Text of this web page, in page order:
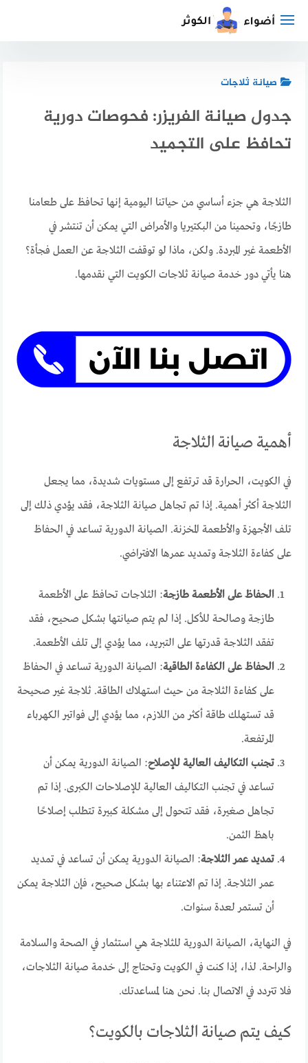
صيانة ثلاجات
جدول صيانة الفريزر: فحوصات دورية
تحافظ على التجميد
الثلاجة هي جزء أساسي من حياتنا اليومية إنها تحافظ على طعامنا
طازجًا، وتحمينا من البكتيريا والأمراض التي يمكن أن تنتشر في
الأطعمة غير المبردة. ولكن، ماذا لو توقفت الثلاجة عن العمل فجأة؟
هنا يأتي دور خدمة صيانة ثلاجات الكويت التي نقدمها.
أهمية صيانة الثلاجة
في الكويت، الحرارة قد ترتفع إلى مستويات شديدة، مما يجعل
الثلاجة أكثر أهمية. إذا تم تجاهل صيانة الثلاجة، فقد يؤدي ذلك إلى
تلف الأجهزة والأطعمة المخزنة. الصيانة الدورية تساعد في الحفاظ
على كفاءة الثلاجة وتمديد عمرها الافتراضي.
الحفاظ على الأطعمة طازجة: الثلاجات تحافظ على الأطعمة
طازجة وصالحة للأكل. إذا لم يتم صيانتها بشكل صحيح، فقد
تفقد الثلاجة قدرتها على التبريد، مما يؤدي إلى تلف الأطعمة.
الحفاظ على الكفاءة الطاقية: الصيانة الدورية تساعد في الحفاظ
على كفاءة الثلاجة من حيث استهلاك الطاقة. ثلاجة غير صحيحة
قد تستهلك طاقة أكثر من اللازم، مما يؤدي إلى فواتير الكهرباء
المرتفعة.
تجنب التكاليف العالية للإصلاح: الصيانة الدورية يمكن أن
تساعد في تجنب التكاليف العالية للإصلاحات الكبرى. إذا تم
تجاهل صغيرة، فقد تتحول إلى مشكلة كبيرة تتطلب إصلاحًا
باهظ الثمن.
تمديد عمر الثلاجة: الصيانة الدورية يمكن أن تساعد في تمديد
عمر الثلاجة. إذا تم الاعتناء بها بشكل صحيح، فإن الثلاجة يمكن
أن تستمر لعدة سنوات.
في النهاية، الصيانة الدورية للثلاجة هي استثمار في الصحة والسلامة
والراحة. لذا، إذا كنت في الكويت وتحتاج إلى خدمة صيانة الثلاجات،
فلا تتردد في الاتصال بنا. نحن هنا لمساعدتك.
كيف يتم صيانة الثلاجات بالكويت؟